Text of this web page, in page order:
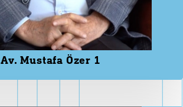
Av. Mustafa Özer 1